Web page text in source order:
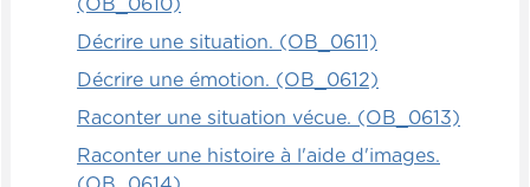
passons à quelque chose d'un peu plus
formel, d'un peu plus proche de l'écriture
en tant que telle, qui est la peinture à
enfants, danser sur une feuille, c'est très
intéressant. On peut lui demander de
(OB_0610)
Décrire une situation. (OB_0611)
Décrire une émotion. (OB_0612)
Raconter une situation vécue. (OB_0613)
Raconter une histoire à l'aide d'images.